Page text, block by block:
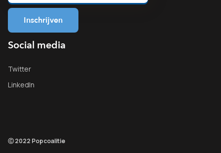
Social media
Twitter
LinkedIn
Ⓒ 2022 Popcoalitie